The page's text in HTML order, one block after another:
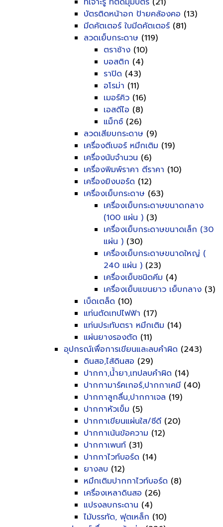
บัตรติดหน้าอก ป้ายคล้องคอ (13)
มีดคัตเตอร์ ใบมีดคัตเตอร์ (81)
ลวดเย็บกระดาษ (119)
ตราช้าง (10)
บอสติก (4)
ราปิด (43)
อโรม่า (11)
เมอร์คิว (16)
เอสดีไอ (8)
แม็กซ์ (26)
ลวดเสียบกระดาษ (9)
เครื่องตีเบอร์ หมึกเติม (19)
เครื่องนับจำนวน (6)
เครื่องพิมพ์ราคา ตีราคา (10)
เครื่องยิงบอร์ด (12)
เครื่องเย็บกระดาษ (63)
เครื่องเย็บกระดาษขนาดกลาง
(100 แผ่น ) (3)
เครื่องเย็บกระดาษขนาดเล็ก (30
แผ่น ) (30)
เครื่องเย็บกระดาษขนาดใหญ่ (
240 แผ่น ) (23)
เครื่องเย็บชนิดคีม (4)
เครื่องเย็บแขนยาว เย็บกลาง (3)
เบ็ดเตล็ด (10)
แท่นตัดเทปไฟฟ้า (17)
แท่นประทับตรา หมึกเติม (14)
แผ่นยางรองตัด (11)
อุปกรณ์เพื่อการเขียนและลบคำผิด (243)
ดินสอ,ไส้ดินสอ (29)
ปากกา,น้ำยา,เทปลบคำผิด (14)
ปากกามาร์คเกอร์,ปากกาเคมี (40)
ปากกาลูกลื่น,ปากกาเจล (19)
ปากกาหัวเข็ม (5)
ปากกาเขียนแผ่นใส/ซีดี (20)
ปากกาเน้นข้อความ (12)
ปากกาเพนท์ (31)
ปากกาไวท์บอร์ด (14)
ยางลบ (12)
หมึกเติมปากกาไวท์บอร์ด (8)
เครื่องเหลาดินสอ (26)
แปรงลบกระดาน (4)
ไม้บรรทัด, ฟุตเหล็ก (10)